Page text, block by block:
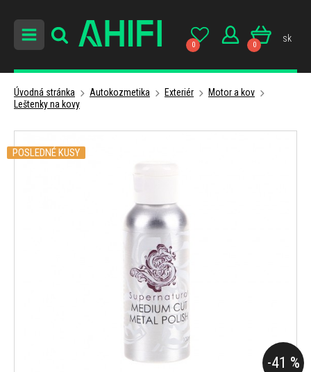
0 0
sk
Úvodná stránka Autokozmetika Exteriér
Motor a kov
Leštenky na kovy
-41 %
POSLEDNÉ KUSY